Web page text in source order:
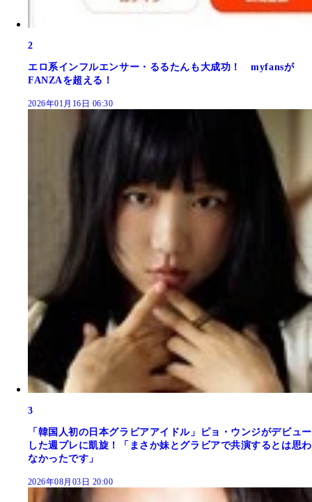
2
エロ系インフルエンサー・るるたんも大成功！ myfansが
FANZAを超える！
2026年01月16日 06:30
3
「韓国人初の日本グラビアアイドル」ピョ・ウンジがデビュー
した週プレに凱旋！「まさか妹とグラビアで共演するとは思わ
なかったです」
2026年08月03日 20:00